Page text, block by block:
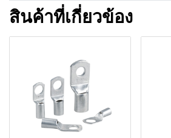
สินค้าที่เกี่ยวข้อง